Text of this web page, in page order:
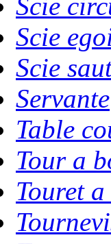
Scie
Scie
Servante
Table
Tour a
Touret